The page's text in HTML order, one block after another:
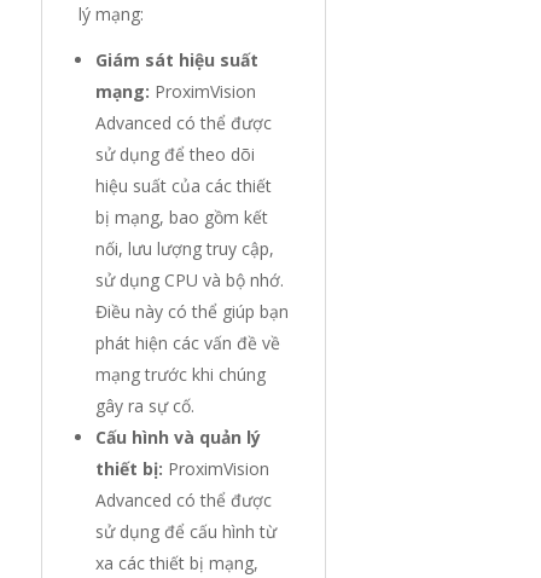
lý mạng:
Giám sát hiệu suất
mạng: ProximVision
Advanced có thể được
sử dụng để theo dõi
hiệu suất của các thiết
bị mạng, bao gồm kết
nối, lưu lượng truy cập,
sử dụng CPU và bộ nhớ.
Điều này có thể giúp bạn
phát hiện các vấn đề về
mạng trước khi chúng
gây ra sự cố.
Cấu hình và quản lý
thiết bị: ProximVision
Advanced có thể được
sử dụng để cấu hình từ
xa các thiết bị mạng,